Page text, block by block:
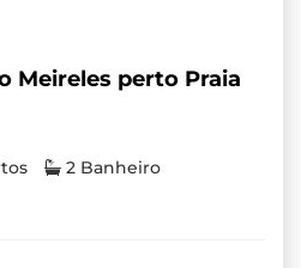
Meireles perto Praia
2 Banheiro